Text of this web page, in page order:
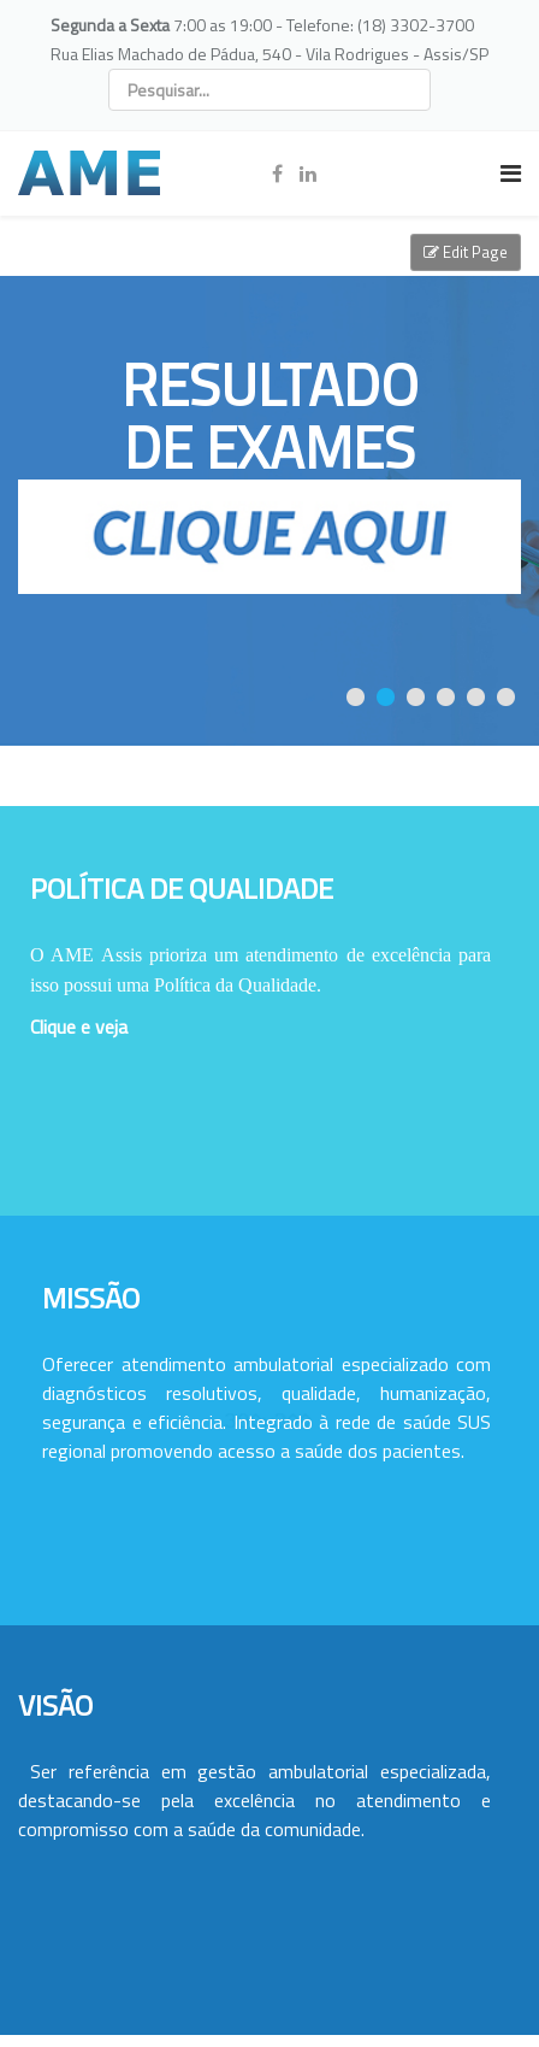
Segunda a Sexta7:00 as 19:00 - Telefone: (18) 3302-3700
Rua Elias Machado de Pádua, 540 - Vila Rodrigues - Assis/SP
RESULTADO
DE EXAMES
POLÍTICA DE QUALIDADE
O AME Assis prioriza um atendimento de excelência para
isso possui uma Política da Qualidade.
Clique e veja
MISSÃO
Oferecer atendimento ambulatorial especializado com
diagnósticos resolutivos, qualidade, humanização,
segurança e eficiência. Integrado à rede de saúde SUS
regional promovendo acesso a saúde dos pacientes.
VISÃO
Ser referência em gestão ambulatorial especializada,
destacando-se pela excelência no atendimento e
compromisso com a saúde da comunidade.
Edit Page